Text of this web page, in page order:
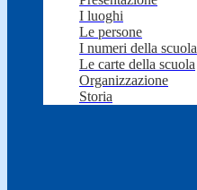
I luoghi
Le persone
I numeri della scuola
Le carte della scuola
Organizzazione
Storia